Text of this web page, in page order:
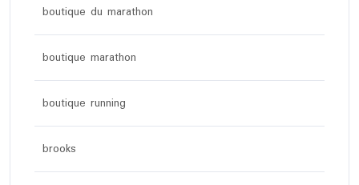
boutique du marathon
boutique marathon
boutique running
brooks